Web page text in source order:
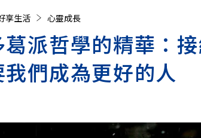
享生活 心靈成長
派哲學的精華：
我們成為更好的人
加入追蹤